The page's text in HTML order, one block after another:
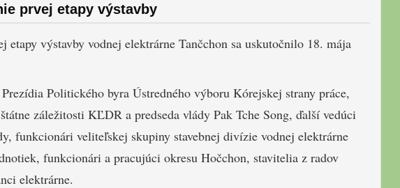
prvej etapy výstavby
etapy výstavby vodnej elektrárne Tančchon sa uskutočnilo 18. mája
Politického byra Ústredného výboru Kórejskej strany práce,
záležitosti KĽDR a predseda vlády Pak Tche Song, ďalší vedúci
funkcionári veliteľskej skupiny stavebnej divízie vodnej elektrárne
funkcionári a pracujúci okresu Hočchon, stavitelia z radov
elektrárne.